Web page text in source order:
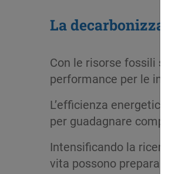
La
Con le risorse fossili
performance per le
L’efficienza
per guadagnare
Intensificando la
vita possono